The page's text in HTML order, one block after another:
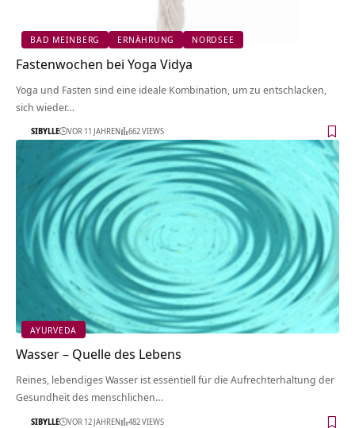
BAD MEINBERG ERNÄHRUNG NORDSEE
Fastenwochen bei Yoga Vidya
Yoga und Fasten sind eine ideale Kombination, um zu entschlacken,
sich wieder…
SIBYLLE VOR 11 JAHREN 662 VIEWS
AYURVEDA
Wasser – Quelle des Lebens
Reines, lebendiges Wasser ist essentiell für die Aufrechterhaltung der
Gesundheit des menschlichen…
SIBYLLE VOR 12 JAHREN 482 VIEWS